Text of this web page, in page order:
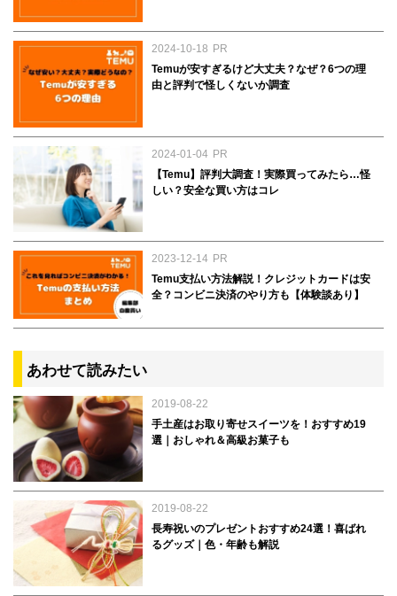
2024-10-18 PR
Temuが安すぎるけど大丈夫？なぜ？6つの理
由と評判で怪しくないか調査
2024-01-04 PR
【Temu】評判大調査！実際買ってみたら…怪
しい？安全な買い方はコレ
2023-12-14 PR
Temu支払い方法解説！クレジットカードは安
全？コンビニ決済のやり方も【体験談あり】
あわせて読みたい
2019-08-22
手土産はお取り寄せスイーツを！おすすめ19
選｜おしゃれ＆高級お菓子も
2019-08-22
長寿祝いのプレゼントおすすめ24選！喜ばれ
るグッズ｜色・年齢も解説